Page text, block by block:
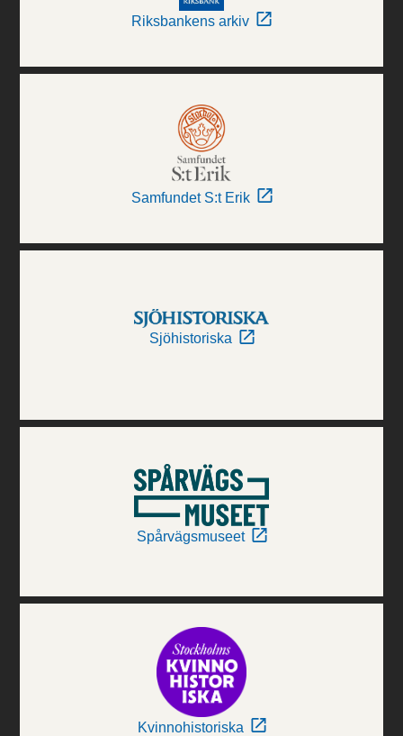
Riksbankens arkiv
Samfundet S:t Erik
Sjöhistoriska
Spårvägsmuseet
Kvinnohistoriska